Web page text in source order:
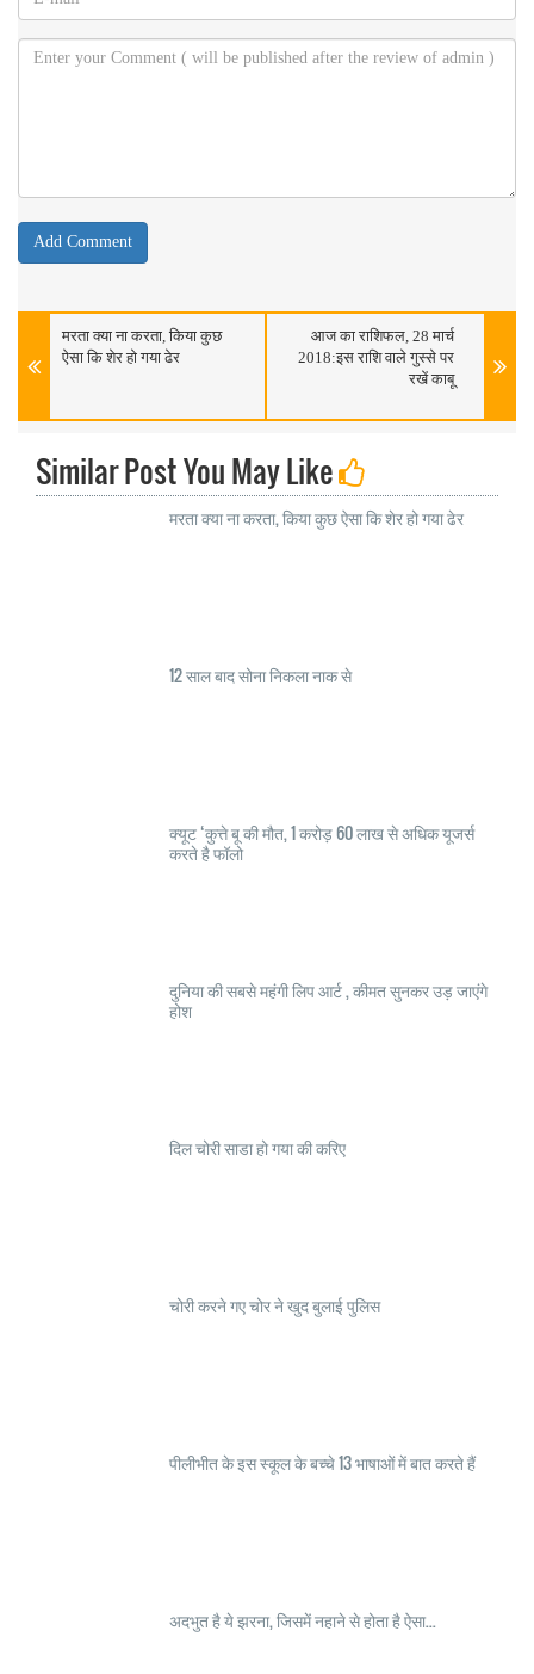
मरता क्या ना करता, किया कुछ
ऐसा कि शेर हो गया ढेर
आज का राशिफल, 28 मार्च
2018:इस राशि वाले गुस्से पर
रखें काबू
Similar Post You May Like
मरता क्या ना करता, किया कुछ ऐसा कि शेर हो गया ढेर
12 साल बाद सोना निकला नाक से
क्यूट ‘कुत्ते बू की मौत, 1 करोड़ 60 लाख से अधिक यूजर्स
करते है फॉलो
दुनिया की सबसे महंगी लिप आर्ट , कीमत सुनकर उड़ जाएंगे
होश
दिल चोरी साडा हो गया की करिए
चोरी करने गए चोर ने खुद बुलाई पुलिस
पीलीभीत के इस स्कूल के बच्चे 13 भाषाओं में बात करते हैं
अदभुत है ये झरना, जिसमें नहाने से होता है ऐसा...